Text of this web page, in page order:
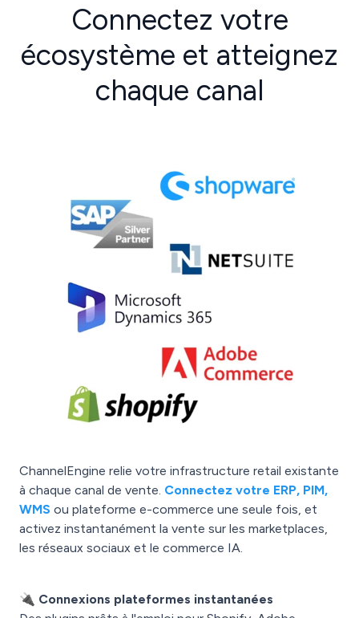
Connectez votre
écosystème et atteignez
chaque canal
ChannelEngine relie votre infrastructure retail existante
à chaque canal de vente. Connectez votre ERP, PIM,
WMS ou plateforme e-commerce une seule fois, et
activez instantanément la vente sur les marketplaces,
les réseaux sociaux et le commerce IA.
🔌 Connexions plateformes instantanées